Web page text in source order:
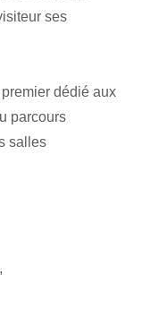
ses
dédié aux
parcours
salles